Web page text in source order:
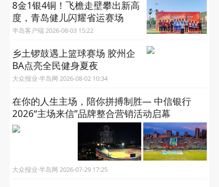
8金1银4铜！飞檐走壁攀出新高
度，青岛健儿闪耀省运赛场
半岛客户端 2026-08-03 15:22
乡土锣鼓遇上篮球赛场 胶州企
BA点亮全民健身夏夜
大众报业·半岛网 2026-08-02 10:34
在你的人生主场，陪你拼搏制胜— 中信银行
2026“主场来信”品牌整合营销活动启幕
大众报业·半岛网 2026-07-29 17:25